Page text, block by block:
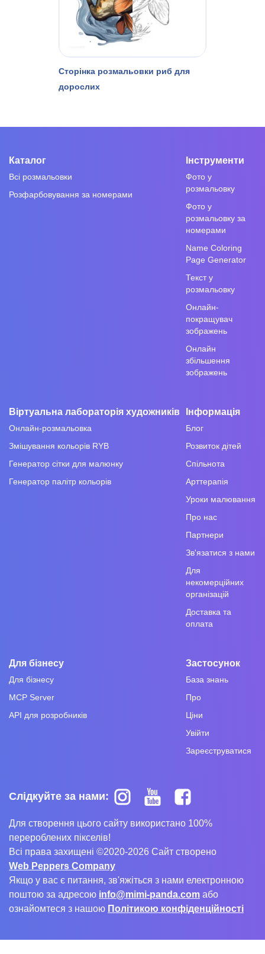
Сторінка розмальовки риб для
дорослих
Каталог
Всі розмальовки
Розфарбовування за номерами
Інструменти
Фото у
розмальовку
Фото у
розмальовку за
номерами
Name Coloring
Page Generator
Текст у
розмальовку
Онлайн-
покращувач
зображень
Онлайн
збільшення
зображень
Віртуальна лабораторія художників
Онлайн-розмальовка
Змішування кольорів RYB
Генератор сітки для малюнку
Генератор палітр кольорів
Інформація
Блог
Розвиток дітей
Спільнота
Арттерапія
Уроки малювання
Про нас
Партнери
Зв'язатися з нами
Для
некомерційних
організацій
Доставка та
оплата
Для бізнесу
Для бізнесу
MCP Server
API для розробників
Застосунок
База знань
Про
Ціни
Увійти
Зареєструватися
Слідкуйте за нами:
Для створення цього сайту використано 100%
перероблених пікселів!
Всі права захищені ©2020-2026 Сайт створено
Web Peppers Company
Якщо у вас є питання, зв'яжіться з нами електронною
поштою за адресою info@mimi-panda.com або
ознайомтеся з нашою Політикою конфіденційності